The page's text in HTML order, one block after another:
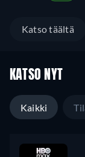
Katso täältä
KATSO NYT
Kaikki